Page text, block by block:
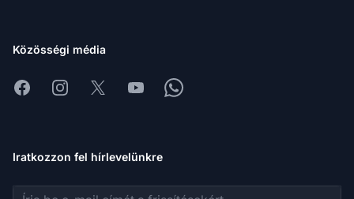
Közösségi média
FacebookInstagram
X YoutubeWhatsapp
Iratkozzon fel hírlevelünkre
E-mail cím